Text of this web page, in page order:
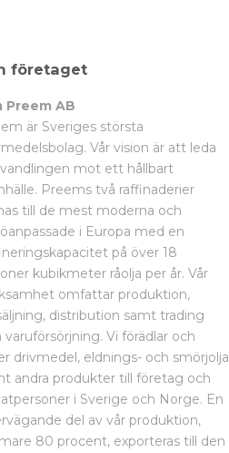
företaget
Preem AB
är Sveriges största
Vår vision är att leda
mot ett hållbart
Preems två raffinaderier
till de mest moderna och
i Europa med en
på över 18
kubikmeter råolja per år. Vår
omfattar produktion,
distribution samt trading
varuförsörjning. Vi förädlar och
drivmedel, eldnings- och smörjolja
andra produkter till företag och
i Sverige och Norge. En
del av vår produktion,
80 procent, exporteras till den